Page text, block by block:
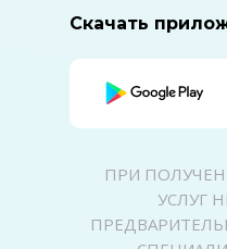
Скачать
ПРИ
УСЛУГ